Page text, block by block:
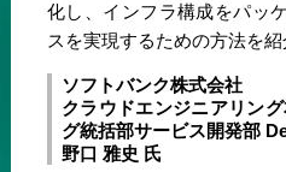
化し、インフラ構成をパッ
スを実現するための方法を紹
ソフトバンク株式会社
クラウドエンジニアリン
グ統括部サービス開発部
野口 雅史 氏